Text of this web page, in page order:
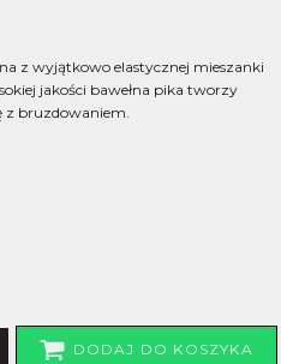
z wyjątkowo elastycznej mieszanki
jakości bawełna pika tworzy
z bruzdowaniem.
DODAJ DO KOSZYKA